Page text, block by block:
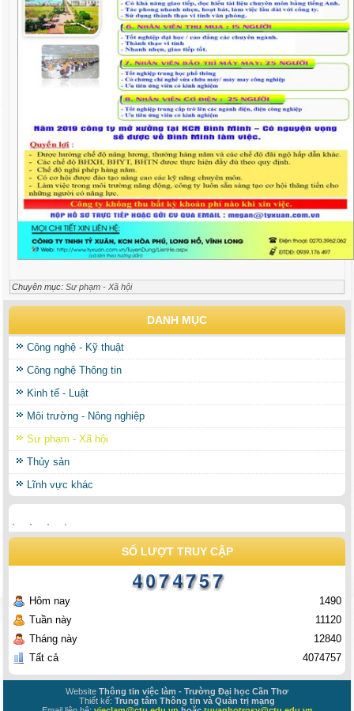
Chuyên mục:Sư phạm - Xã hội
DANH MỤC
Công nghệ - Kỹ thuật
Công nghệ Thông tin
Kinh tế - Luật
Môi trường - Nông nghiệp
Sư phạm - Xã hội
Thủy sản
Lĩnh vực khác
SỐ LƯỢT TRUY CẬP
Hôm nay
Tuần này
Tháng này
Tất cả
1490
11120
12840
4074757
Website Thông tin việc làm - Trường Đại học Cần Thơ
Thiết kế: Trung tâm Thông tin và Quản trị mạng